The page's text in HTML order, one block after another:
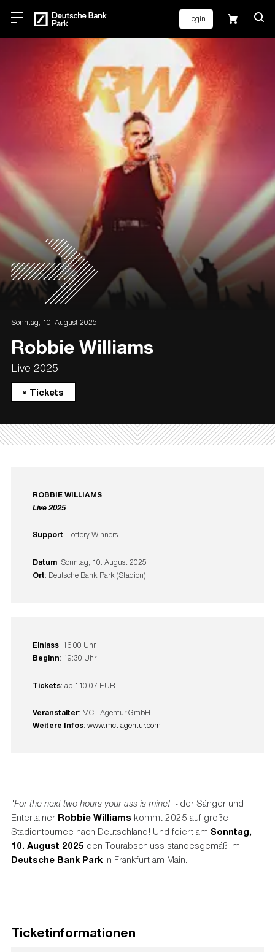
Login
Sonntag, 10. August 2025
Robbie Williams
Live 2025
» Tickets
ROBBIE WILLIAMS
Live 2025
Support: Lottery Winners
Datum: Sonntag, 10. August 2025
Ort: Deutsche Bank Park (Stadion)
Einlass: 16:00 Uhr
Beginn: 19:30 Uhr
Tickets: ab 110,07 EUR
Veranstalter: MCT Agentur GmbH
Weitere Infos: www.mct-agentur.com
"For the next two hours your ass is mine!" - der Sänger und
Entertainer Robbie Williams kommt 2025 auf große
Stadiontournee nach Deutschland! Und feiert am Sonntag,
10. August 2025 den Tourabschluss standesgemäß im
Deutsche Bank Parkin Frankfurt am Main...
Ticketinformationen